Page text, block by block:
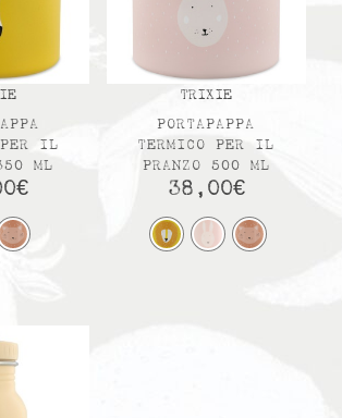
PER IL
ML
€
TRIXIE
PORTAPAPPA
TERMICO PER IL
PRANZO 500 ML
38,00€